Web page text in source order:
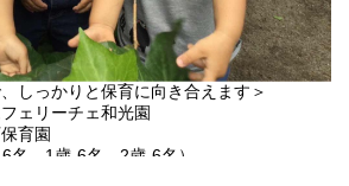
しっかりと保育に向き合えます＞
リーチェ和光園
育園
1歳-6名 2歳-6名）